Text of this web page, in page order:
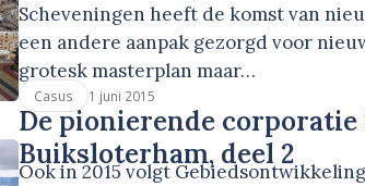
Scheveningen heeft de komst van
een andere aanpak gezorgd voor
grotesk masterplan maar…
Casus 1 juni 2015
De pionierende corporatie
Buiksloterham, deel 2
Ook in 2015 volgt